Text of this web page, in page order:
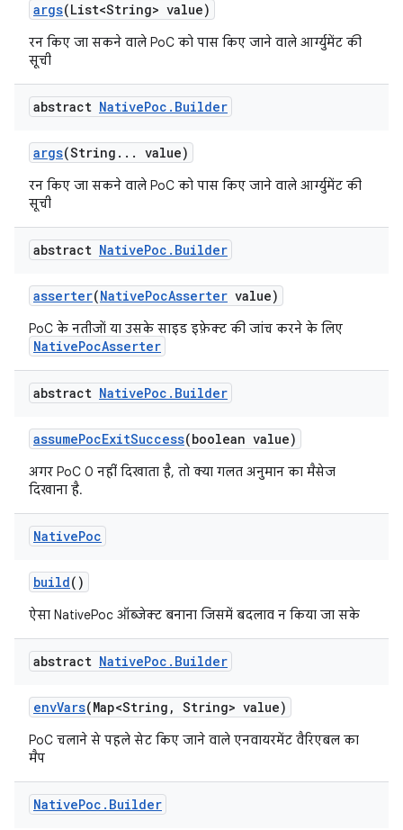
args(List<String> value)
रन किए जा सकने वाले PoC को पास किए जाने वाले आर्ग्युमेंट की
सूची
abstract NativePoc . Builder
args(String . . . value)
रन किए जा सकने वाले PoC को पास किए जाने वाले आर्ग्युमेंट की
सूची
abstract NativePoc . Builder
asserter(NativePocAsserter value)
PoC के नतीजों या उसके साइड इफ़ेक्ट की जांच करने के लिए
NativePocAsserter
abstract NativePoc . Builder
assumePocExitSuccess(boolean value)
अगर PoC 0 नहीं दिखाता है, तो क्या गलत अनुमान का मैसेज
दिखाना है.
NativePoc
build()
ऐसा NativePoc ऑब्जेक्ट बनाना जिसमें बदलाव न किया जा सके
abstract NativePoc . Builder
envVars(Map<String , String> value)
PoC चलाने से पहले सेट किए जाने वाले एनवायरमेंट वैरिएबल का
मैप
NativePoc . Builder